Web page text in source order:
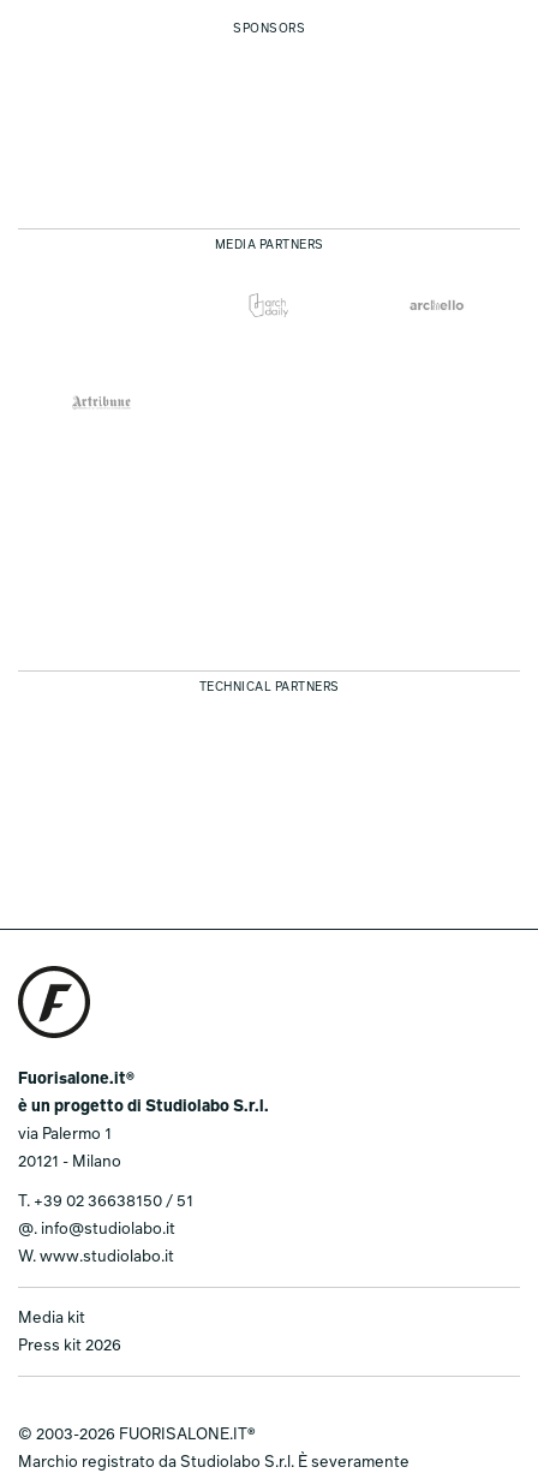
SPONSORS
MEDIA PARTNERS
TECHNICAL PARTNERS
Fuorisalone.it®
è un progetto di Studiolabo S.r.l.
via Palermo 1
20121 - Milano
T. +39 02 36638150 / 51
@. info@studiolabo.it
W. www.studiolabo.it
Media kit
Press kit 2026
© 2003-2026 FUORISALONE.IT®
Marchio registrato da Studiolabo S.r.l. È severamente